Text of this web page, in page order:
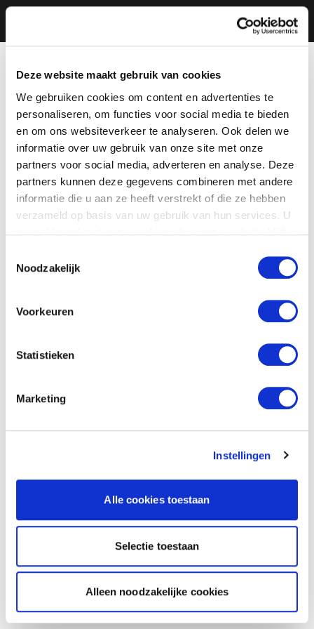
Deze website maakt gebruik van cookies
We gebruiken cookies om content en advertenties te
personaliseren, om functies voor social media te bieden
en om ons websiteverkeer te analyseren. Ook delen we
informatie over uw gebruik van onze site met onze
partners voor social media, adverteren en analyse. Deze
partners kunnen deze gegevens combineren met andere
informatie die u aan ze heeft verstrekt of die ze hebben
verzameld op basis van uw gebruik van hun services. U
Noodzakelijk
Voorkeuren
Statistieken
Marketing
Instellingen
Alle cookies toestaan
Selectie toestaan
Alleen noodzakelijke cookies